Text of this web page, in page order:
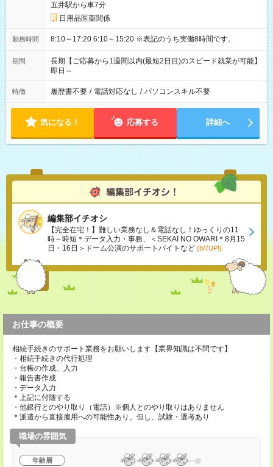
五井駅から車7分
日用品医薬関係
勤務時間 8:10～17:20 6:10～15:20 ※表記のうち実働8時間です。
期間
長期【ご応募から1週間以内(最短2日目)のスピード就業が可能】
即日～
特徴 履歴書不要 / 電話対応なし / パソコンスキル不要
気になる！ 応募する 詳細へ
編集部イチオシ
【完全在宅！】難しい業務なし＆電話なし！ゆっくりの11
時～時短＊データ入力・事務、＜SEKAI NO OWARI＊8月15
日・16日＞ドーム公演のサポートバイトなど (8/7UP!)
お仕事の概要
相続手続きのサポート業務をお願いします【業界知識は不問です】
・相続手続きの代行処理
・台帳の作成、入力
・報告書作成
・データ入力
＊上記に付随する
・他銀行とのやり取り（電話）※個人とのやり取りはありません
＊派遣から直接雇用への可能性あり。但し、試験・選考あり
職場の雰囲気
年齢層